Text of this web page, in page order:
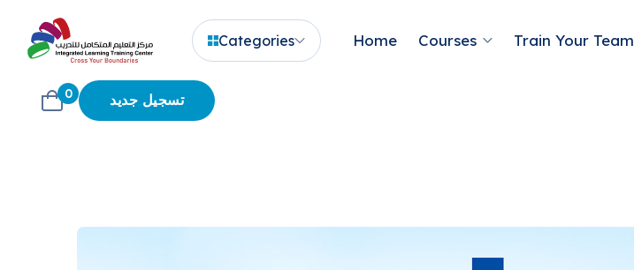
Categories Home Courses Train Your Team
0 تسجيل جديد